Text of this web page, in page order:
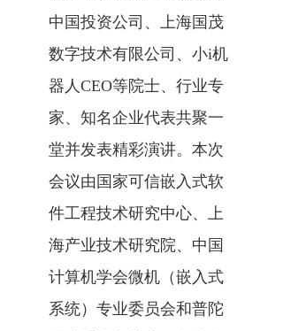
中国投资公司、上海国茂
数字技术有限公司、小i机
器人CEO等院士、行业专
家、知名企业代表共聚一
堂并发表精彩演讲。本次
会议由国家可信嵌入式软
件工程技术研究中心、上
海产业技术研究院、中国
计算机学会微机（嵌入式
系统）专业委员会和普陀